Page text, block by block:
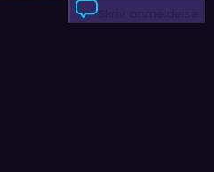
Skriv anmeldelse